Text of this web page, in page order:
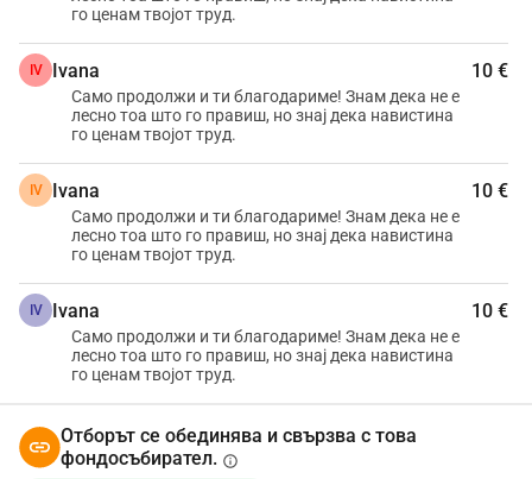
го ценам твојот труд.
IV Ivana 10 €
Само продолжи и ти благодариме! Знам дека не е
лесно тоа што го правиш, но знај дека навистина
го ценам твојот труд.
IV Ivana 10 €
Само продолжи и ти благодариме! Знам дека не е
лесно тоа што го правиш, но знај дека навистина
го ценам твојот труд.
IV Ivana 10 €
Само продолжи и ти благодариме! Знам дека не е
лесно тоа што го правиш, но знај дека навистина
го ценам твојот труд.
Отборът се обединява и свързва с това
фондосъбирател. info